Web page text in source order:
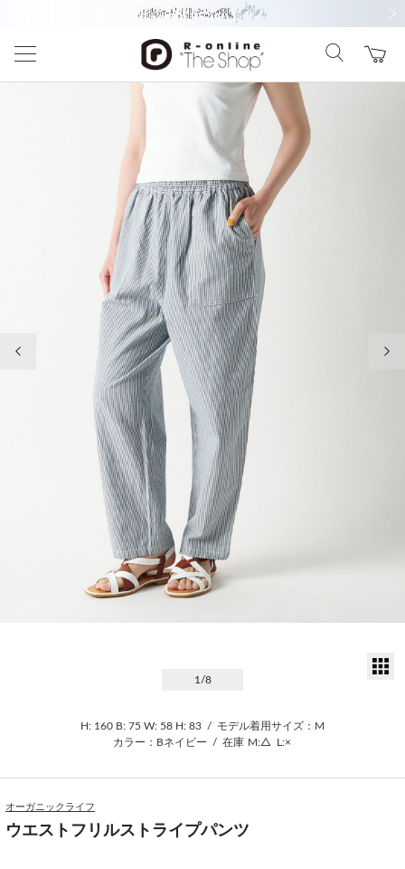
1 /8
H: 160 B: 75 W: 58 H: 83 / モデル着用サイズ：M
カラー：Bネイビー
/ 在庫 M:△ L:×
オーガニックライフ
ウエストフリルストライプパンツ